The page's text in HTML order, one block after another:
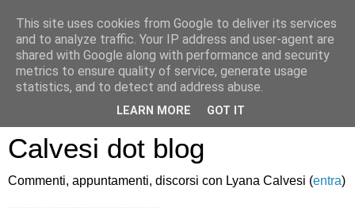
Atletica Sandro
Calvesi dot blog
Commenti, appuntamenti, discorsi con Lyana Calvesi (entra)
This site uses cookies from Google to deliver its services
and to analyze traffic. Your IP address and user-agent are
shared with Google along with performance and security
metrics to ensure quality of service, generate usage
statistics, and to detect and address abuse.
LEARN MORE GOT IT